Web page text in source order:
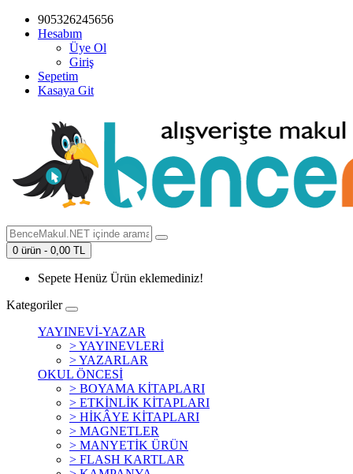
905326245656
Hesabım
Üye Ol
Giriş
Sepetim
Kasaya Git
0 ürün - 0,00 TL
Sepete Henüz Ürün eklemediniz!
Kategoriler
YAYINEVİ-YAZAR
> YAYINEVLERİ
> YAZARLAR
OKUL ÖNCESİ
> BOYAMA KİTAPLARI
> ETKİNLİK KİTAPLARI
> HİKÂYE KİTAPLARI
> MAGNETLER
> MANYETİK ÜRÜN
> FLASH KARTLAR